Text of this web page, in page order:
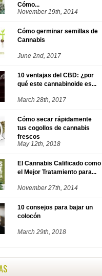
Cómo...
November 19th, 2014
Cómo germinar semillas de
Cannabis
June 2nd, 2017
10 ventajas del CBD: ¿por
qué este cannabinoide es...
March 28th, 2017
Cómo secar rápidamente
tus cogollos de cannabis
frescos
May 12th, 2018
El Cannabis Calificado como
el Mejor Tratamiento para...
November 27th, 2014
10 consejos para bajar un
colocón
March 29th, 2018